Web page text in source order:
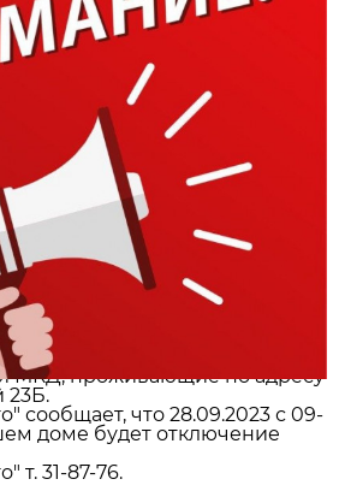
МКД, проживающие по адресу
23Б.
сообщает, что 28.09.2023 с 09-
доме будет отключение
т. 31-87-76.